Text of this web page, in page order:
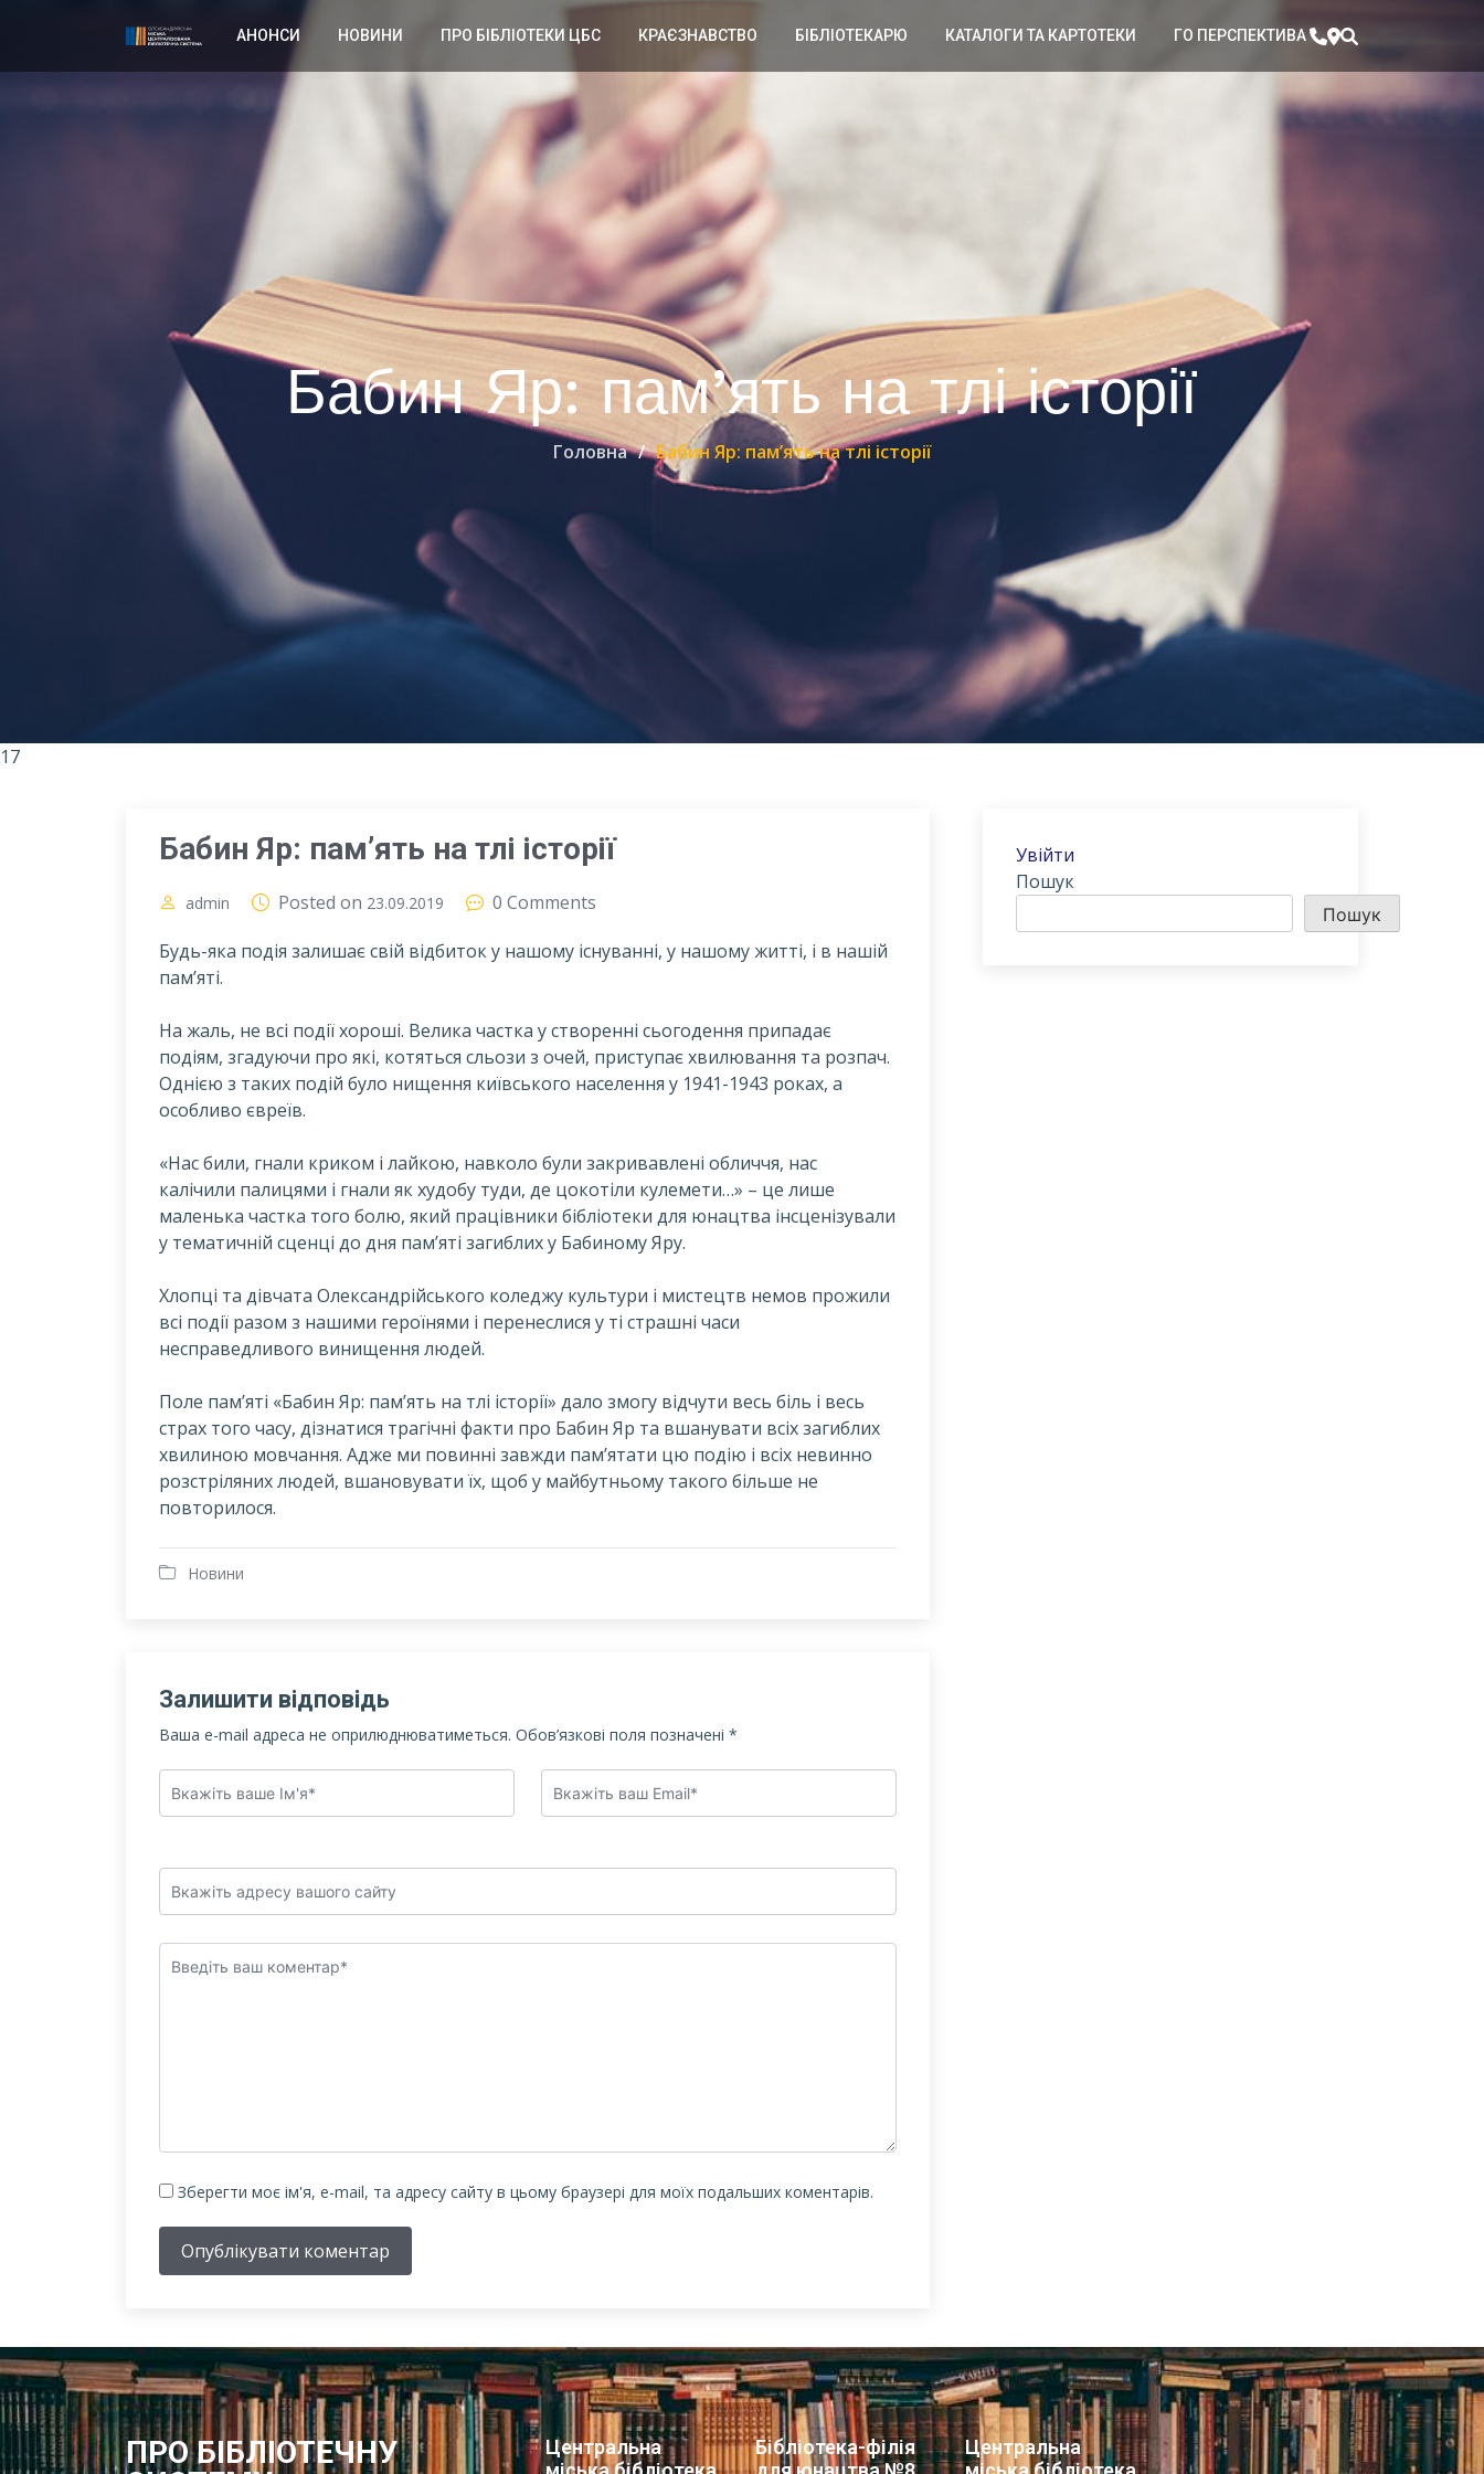
АНОНСИ НОВИНИ ПРО БІБЛІОТЕКИ ЦБС КРАЄЗНАВСТВО БІБЛІОТЕКАРЮ КАТАЛОГИ ТА КАРТОТЕКИ ГО ПЕРСПЕКТИВА
Бабин Яр: пам’ять на тлі історії
Головна Бабин Яр: пам’ять на тлі історії
17
Бабин Яр: пам’ять на тлі історії
admin Posted on 23.09.2019
0 Comments
Будь-яка подія залишає свій відбиток у нашому існуванні, у нашому житті, і в нашій
пам’яті.
На жаль, не всі події хороші. Велика частка у створенні сьогодення припадає
подіям, згадуючи про які, котяться сльози з очей, приступає хвилювання та розпач.
Однією з таких подій було нищення київського населення у 1941-1943 роках, а
особливо євреїв.
«Нас били, гнали криком і лайкою, навколо були закривавлені обличчя, нас
калічили палицями і гнали як худобу туди, де цокотіли кулемети…» – це лише
маленька частка того болю, який працівники бібліотеки для юнацтва інсценізували
у тематичній сценці до дня пам’яті загиблих у Бабиному Яру.
Хлопці та дівчата Олександрійського коледжу культури і мистецтв немов прожили
всі події разом з нашими героїнями і перенеслися у ті страшні часи
несправедливого винищення людей.
Поле пам’яті «Бабин Яр: пам’ять на тлі історії» дало змогу відчути весь біль і весь
страх того часу, дізнатися трагічні факти про Бабин Яр та вшанувати всіх загиблих
хвилиною мовчання. Адже ми повинні завжди пам’ятати цю подію і всіх невинно
розстріляних людей, вшановувати їх, щоб у майбутньому такого більше не
повторилося.
Новини
Залишити відповідь
Ваша e-mail адреса не оприлюднюватиметься. Обов’язкові поля позначені *
Зберегти моє ім'я, e-mail, та адресу сайту в цьому браузері для моїх подальших коментарів.
Опублікувати коментар
Увійти
Пошук
Пошук
ПРО БІБЛІОТЕЧНУ
Центральна
Бібліотека-філія
Центральна